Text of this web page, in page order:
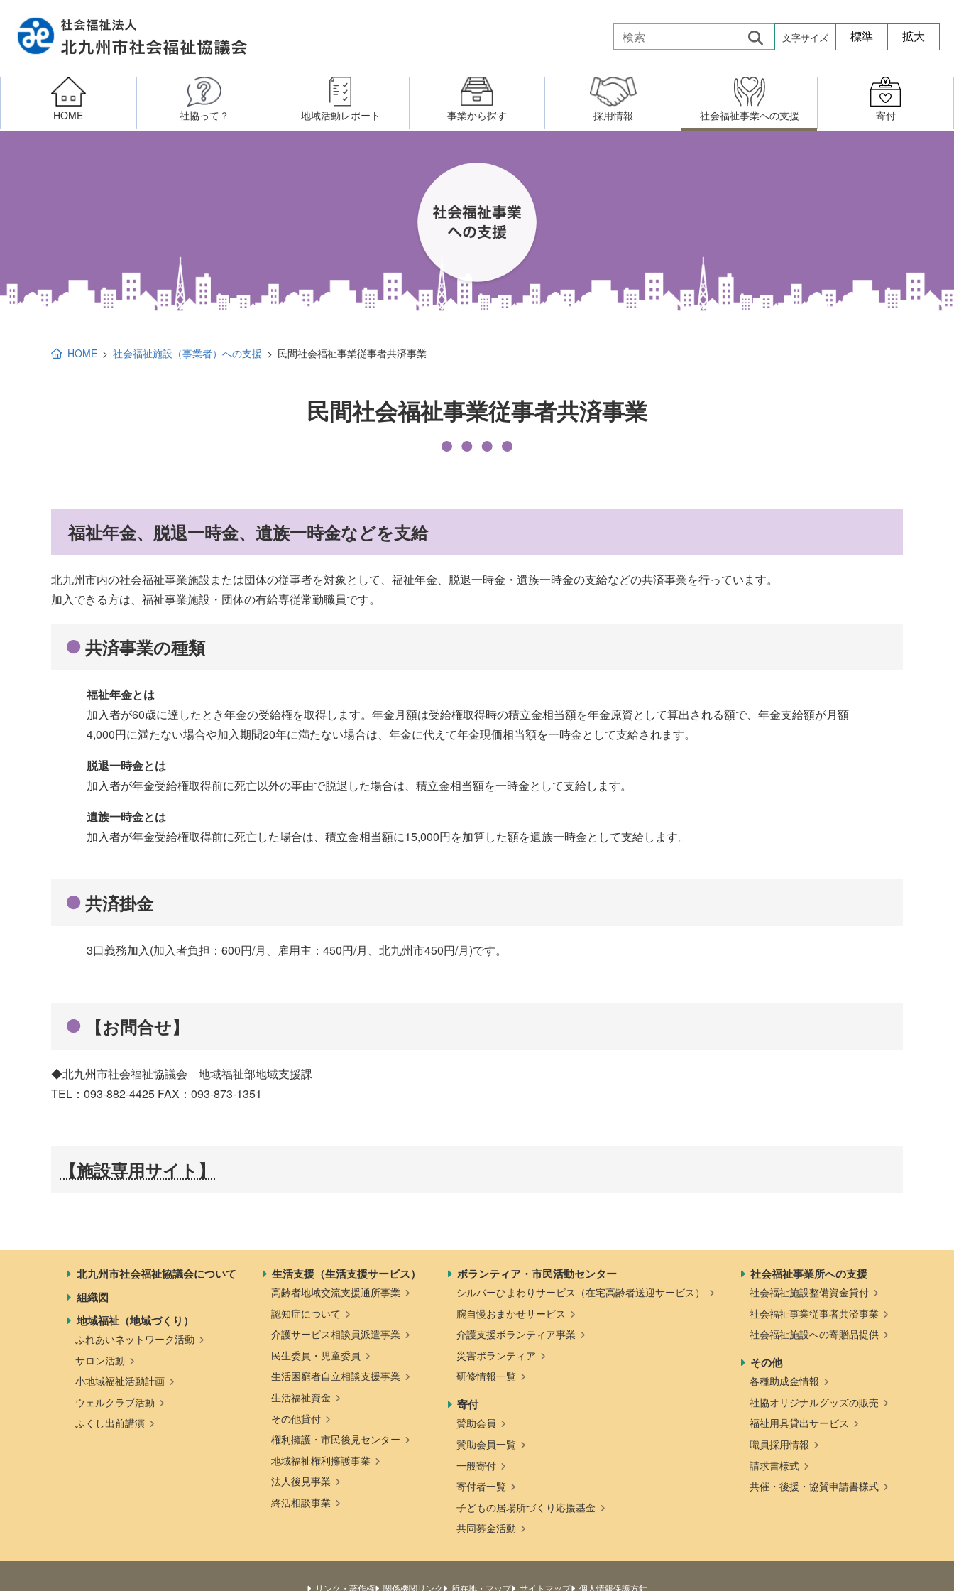
文字サイズ 標準 拡大
HOME 社協って？
八幡東区事務所 八幡西区事務所 戸畑区事務所 プチボザウルス
地域活動レポート
（旧北九州市社会福祉ボランティア大学校）
北九州シニアネットアカデミー
その他
事業から探す
障害のある人に関すること ふれあいネットワーク
ウェルクラブ活動
知りたい・学びたい
地域福祉活動計画 研修事業 発刊物
寄付したい
基金
供
採用情報 社会福祉事業への支援 寄付
HOME 社会福祉施設（事業者）への支援 民間社会福祉事業従事者共済事業
民間社会福祉事業従事者共済事業
福祉年金、脱退一時金、遺族一時金などを支給
北九州市内の社会福祉事業施設または団体の従事者を対象として、福祉年金、脱退一時金・遺族一時金の支給などの共済事業を行っています。
加入できる方は、福祉事業施設・団体の有給専従常勤職員です。
共済事業の種類
福祉年金とは
加入者が60歳に達したとき年金の受給権を取得します。年金月額は受給権取得時の積立金相当額を年金原資として算出される額で、年金支給額が月額
4,000円に満たない場合や加入期間20年に満たない場合は、年金に代えて年金現価相当額を一時金として支給されます。
脱退一時金とは
加入者が年金受給権取得前に死亡以外の事由で脱退した場合は、積立金相当額を一時金として支給します。
遺族一時金とは
加入者が年金受給権取得前に死亡した場合は、積立金相当額に15,000円を加算した額を遺族一時金として支給します。
共済掛金
3口義務加入(加入者負担：600円/月、雇用主：450円/月、北九州市450円/月)です。
【お問合せ】
◆北九州市社会福祉協議会 地域福祉部地域支援課
TEL：093-882-4425 FAX：093-873-1351
【施設専用サイト】
北九州市社会福祉協議会について
組織図
地域福祉（地域づくり）
ふれあいネットワーク活動
サロン活動
小地域福祉活動計画
ウェルクラブ活動
ふくし出前講演
生活支援（生活支援サービス）
高齢者地域交流支援通所事業
認知症について
介護サービス相談員派遣事業
民生委員・児童委員
生活困窮者自立相談支援事業
生活福祉資金
その他貸付
権利擁護・市民後見センター
地域福祉権利擁護事業
法人後見事業
終活相談事業
ボランティア・市民活動センター
シルバーひまわりサービス（在宅高齢者送迎サービス）
腕自慢おまかせサービス
介護支援ボランティア事業
災害ボランティア
研修情報一覧
寄付
賛助会員
賛助会員一覧
一般寄付
寄付者一覧
子どもの居場所づくり応援基金
共同募金活動
社会福祉事業所への支援
社会福祉施設整備資金貸付
社会福祉事業従事者共済事業
社会福祉施設への寄贈品提供
その他
各種助成金情報
社協オリジナルグッズの販売
福祉用具貸出サービス
職員採用情報
請求書様式
共催・後援・協賛申請書様式
リンク・著作権 関係機関リンク 所在地・マップ サイトマップ 個人情報保護方針